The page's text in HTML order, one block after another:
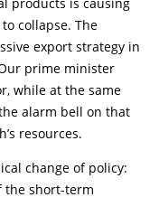
collapse. The
export strategy in
prime minister
while at the same
alarm bell on that
resources.
change of policy:
the short-term